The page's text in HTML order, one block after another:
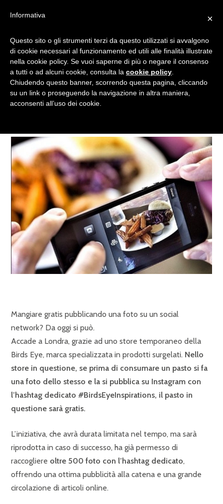
SCATTA SU INSTAGRAM E IL
CIBO È IN OMAGGIO:
L”IDEA SI CONCRETIZZA A
LONDRA
Mangiare gratis pubblicando una foto su un social
network? Da oggi si può.
Accade a Londra, grazie ad uno store temporaneo della
Birds Eye, marca specializzata in prodotti surgelati. Nello
store in questione, se prima di consumare un pasto si fa
una foto dello stesso e la si pubblica su Instagram con
l’hashtag dedicato #BirdsEyeInspirations, il pasto in
questione sarà gratis.
L’iniziativa, che avrà durata limitata nel tempo, ma sarà
riprodotta in caso di successo, ha già permesso di
raccogliere oltre 500 foto con l’hashtag dedicato,
offrendo una ottima pubblicità alla catena e una grande
circolazione di articoli online.
×
Informativa
Questo sito o gli strumenti terzi da questo utilizzati si avvalgono
di cookie necessari al funzionamento ed utili alle finalità illustrate
nella cookie policy. Se vuoi saperne di più o negare il consenso
a tutti o ad alcuni cookie, consulta la cookie policy
Chiudendo questo banner, scorrendo questa pagina, cliccando
su un link o proseguendo la navigazione in altra maniera,
acconsenti all’uso dei cookie.